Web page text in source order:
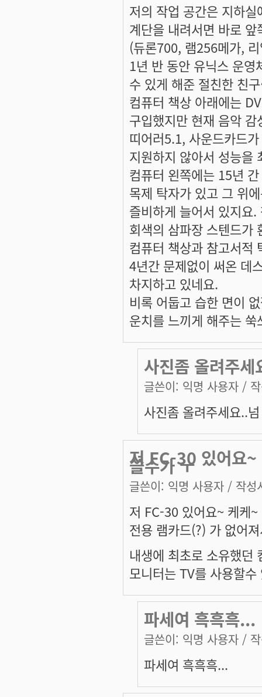
저의 작업 공간은 지하
계단을 내려서면 바로
(듀론700, 램256메가,
1년 반 동안 유닉스 운영
수 있게 해준 절친한 친
컴퓨터 책상 아래에는
구입했지만 현재 음악
띠어러5.1, 사운드카드
지원하지 않아서 성능을
컴퓨터 왼쪽에는 15년
목제 탁자가 있고 그 위
즐비하게 늘어서 있지요
회색의 삼파장 스텐드가
컴퓨터 책상과 참고서적
4년간 문제없이 써온 데
차지하고 있네요.
비록 어둡고 습한 면이
운치를 느끼게 해주는
사진좀 올려주
글쓴이: 익명 사용자 /
사진좀 올려주세요..
저 FC-30 있어요~
쓸수가 ㅜ
글쓴이: 익명 사용자 / 작성
저 FC-30 있어요~ 케케~
전용 램카드(?) 가 없어
내생에 최초로 소유했던
모니터는 TV를 사용할
파세여 흑흑흑...
글쓴이: 익명 사용자 /
파세여 흑흑흑...